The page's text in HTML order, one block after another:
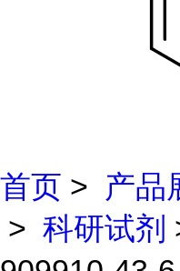
首页 > 产品
> 科研试剂